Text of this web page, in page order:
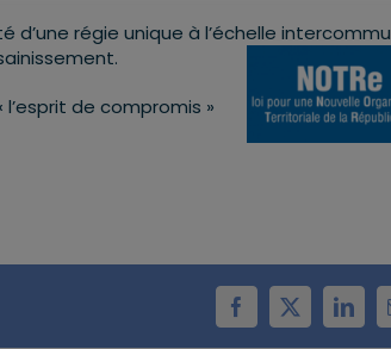
régie unique à l’échelle
de compromis »
Facebook
X